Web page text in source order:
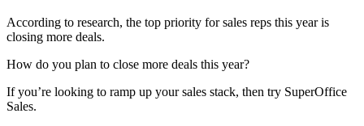
According to research, the top priority for sales reps this year is
closing more deals.
How do you plan to close more deals this year?
If you’re looking to ramp up your sales stack, then try SuperOffice
Sales.